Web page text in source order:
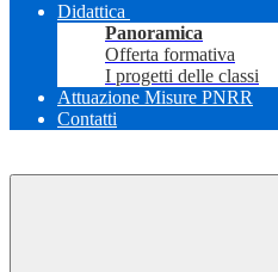
Didattica
Panoramica
Offerta formativa
I progetti delle classi
Attuazione Misure PNRR
Contatti